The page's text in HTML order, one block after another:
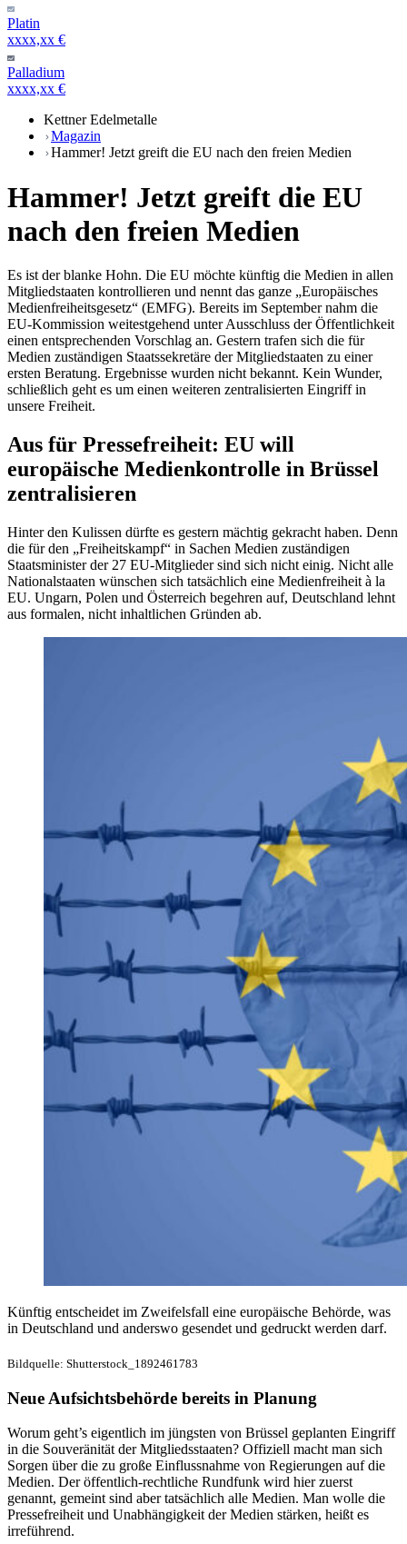
Platin
xxxx,xx €
Palladium
xxxx,xx €
Kettner Edelmetalle
Magazin
Hammer! Jetzt greift die EU nach den freien Medien
Hammer! Jetzt greift die EU
nach den freien Medien
Es ist der blanke Hohn. Die EU möchte künftig die Medien in allen
Mitgliedstaaten kontrollieren und nennt das ganze „Europäisches
Medienfreiheitsgesetz“ (EMFG). Bereits im September nahm die
EU-Kommission weitestgehend unter Ausschluss der Öffentlichkeit
einen entsprechenden Vorschlag an. Gestern trafen sich die für
Medien zuständigen Staatssekretäre der Mitgliedstaaten zu einer
ersten Beratung. Ergebnisse wurden nicht bekannt. Kein Wunder,
schließlich geht es um einen weiteren zentralisierten Eingriff in
unsere Freiheit.
Aus für Pressefreiheit: EU will
europäische Medienkontrolle in Brüssel
zentralisieren
Hinter den Kulissen dürfte es gestern mächtig gekracht haben. Denn
die für den „Freiheitskampf“ in Sachen Medien zuständigen
Staatsminister der 27 EU-Mitglieder sind sich nicht einig. Nicht alle
Nationalstaaten wünschen sich tatsächlich eine Medienfreiheit à la
EU. Ungarn, Polen und Österreich begehren auf, Deutschland lehnt
aus formalen, nicht inhaltlichen Gründen ab.
Künftig entscheidet im Zweifelsfall eine europäische Behörde, was
in Deutschland und anderswo gesendet und gedruckt werden darf.
Bildquelle: Shutterstock_1892461783
Neue Aufsichtsbehörde bereits in Planung
Worum geht’s eigentlich im jüngsten von Brüssel geplanten Eingriff
in die Souveränität der Mitgliedsstaaten? Offiziell macht man sich
Sorgen über die zu große Einflussnahme von Regierungen auf die
Medien. Der öffentlich-rechtliche Rundfunk wird hier zuerst
genannt, gemeint sind aber tatsächlich alle Medien. Man wolle die
Pressefreiheit und Unabhängigkeit der Medien stärken, heißt es
irreführend.